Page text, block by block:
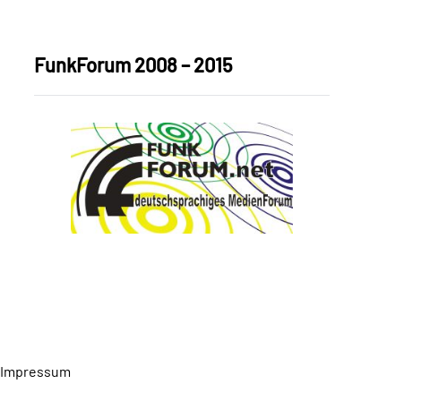
FunkForum 2008 – 2015
Impressum